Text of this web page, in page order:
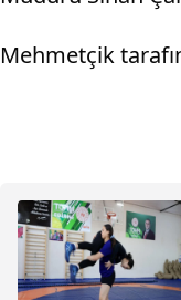
Mehmetçik